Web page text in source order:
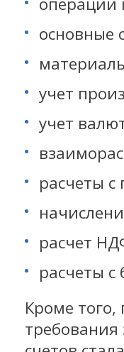
основные
учет
учет
расчеты
расчет
расчеты
Кроме
требования